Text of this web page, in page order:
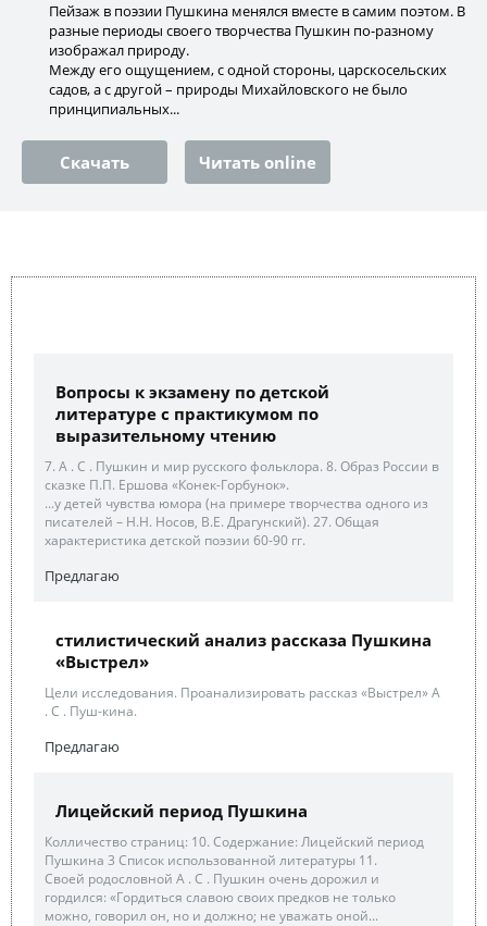
Пейзаж в поэзии Пушкина менялся вместе в самим поэтом. В
разные периоды своего творчества Пушкин по-разному
изображал природу.
Между его ощущением, с одной стороны, царскосельских
садов, а с другой – природы Михайловского не было
принципиальных...
Скачать Читать online
Вопросы к экзамену по детской
литературе с практикумом по
выразительному чтению
7. А . С . Пушкин и мир русского фольклора. 8. Образ России в
сказке П.П. Ершова «Конек-Горбунок».
...у детей чувства юмора (на примере творчества одного из
писателей – Н.Н. Носов, В.Е. Драгунский). 27. Общая
характеристика детской поэзии 60-90 гг.
Предлагаю
стилистический анализ рассказа Пушкина
«Выстрел»
Цели исследования. Проанализировать рассказ «Выстрел» А
. С . Пуш-кина.
Предлагаю
Лицейский период Пушкина
Колличество страниц: 10. Содержание: Лицейский период
Пушкина 3 Список использованной литературы 11.
Своей родословной А . С . Пушкин очень дорожил и
гордился: «Гордиться славою своих предков не только
можно, говорил он, но и должно; не уважать оной...